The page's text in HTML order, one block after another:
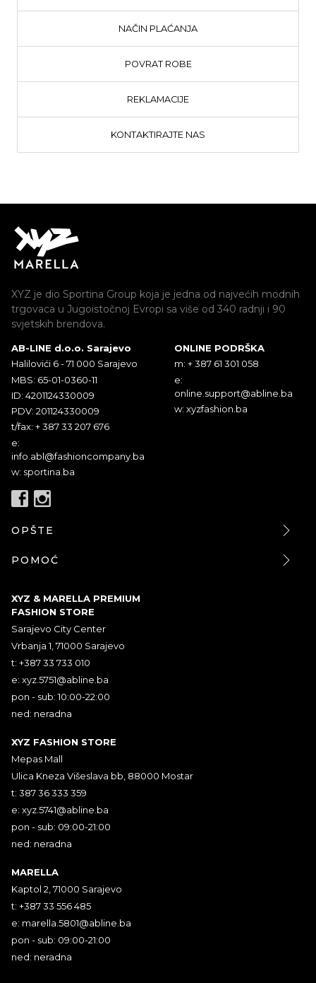
NAČIN PLAĆANJA
POVRAT ROBE
REKLAMACIJE
KONTAKTIRAJTE NAS
XYZ je dio Sportina Group koja je jedna od najvećih modnih
trgovaca u Jugoistočnoj Evropi sa više od 340 radnji i 90
svjetskih brendova.
AB-LINE d.o.o. Sarajevo
Halilovići 6 - 71 000 Sarajevo
MBS: 65-01-0360-11
ID: 4201124330009
PDV: 201124330009
t/fax: + 387 33 207 676
e:
info.abl@fashioncompany.ba
w: sportina.ba
ONLINE PODRŠKA
m: + 387 61 301 058
e:
online.support@abline.ba
w: xyzfashion.ba
OPŠTE
POMOĆ
XYZ & MARELLA PREMIUM
FASHION STORE
Sarajevo City Center
Vrbanja 1, 71000 Sarajevo
t: +387 33 733 010
e: xyz.5751@abline.ba
pon - sub: 10:00-22:00
ned: neradna
XYZ FASHION STORE
Mepas Mall
Ulica Kneza Višeslava bb, 88000 Mostar
t: 387 36 333 359
e: xyz.5741@abline.ba
pon - sub: 09:00-21:00
ned: neradna
MARELLA
Kaptol 2, 71000 Sarajevo
t: +387 33 556 485
e: marella.5801@abline.ba
pon - sub: 09:00-21:00
ned: neradna